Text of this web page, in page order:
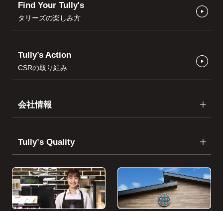
Find Your Tully's
タリーズの楽しみ方
Tully’s Action
CSRの取り組み
会社情報
Tullyʼs Quality